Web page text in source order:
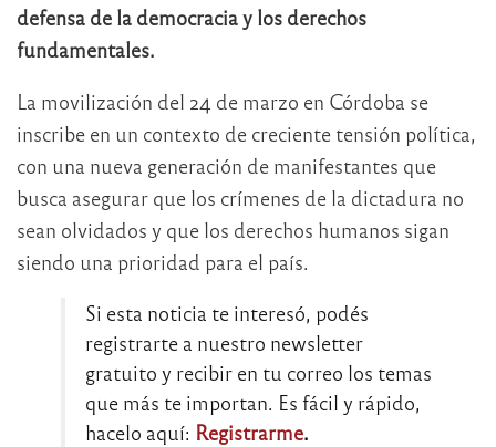
defensa de la democracia y los derechos
fundamentales.
La movilización del 24 de marzo en Córdoba se
inscribe en un contexto de creciente tensión política,
con una nueva generación de manifestantes que
busca asegurar que los crímenes de la dictadura no
sean olvidados y que los derechos humanos sigan
siendo una prioridad para el país.
Si esta noticia te interesó, podés
registrarte a nuestro newsletter
gratuito y recibir en tu correo los temas
que más te importan. Es fácil y rápido,
hacelo aquí: Registrarme.